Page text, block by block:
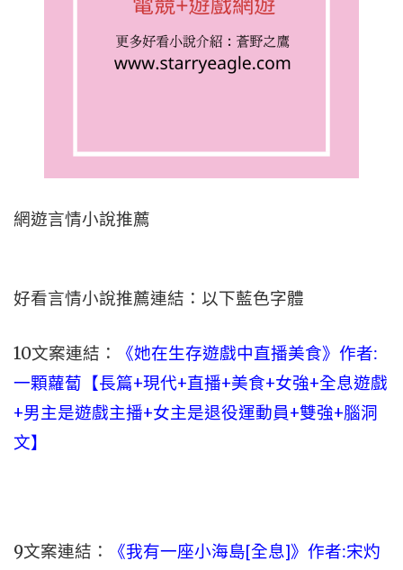
網遊言情小說推薦
好看言情小說推薦連結：以下藍色字體
10文案連結：
《她在生存遊戲中直播美食》作者:
一顆蘿蔔【長篇+現代+直播+美食+女強+全息遊戲
+男主是遊戲主播+女主是退役運動員+雙強+腦洞
文】
9文案連結：
《我有一座小海島[全息]》作者:宋灼